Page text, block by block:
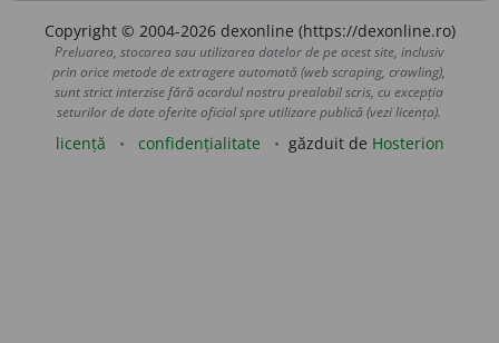
Copyright © 2004-2026 dexonline (https://dexonline.ro)
Preluarea, stocarea sau utilizarea datelor de pe acest site, inclusiv
prin orice metode de extragere automată (web scraping, crawling),
sunt strict interzise fără acordul nostru prealabil scris, cu excepția
seturilor de date oferite oficial spre utilizare publică (vezi licența).
licență confidențialitate găzduit de Hosterion